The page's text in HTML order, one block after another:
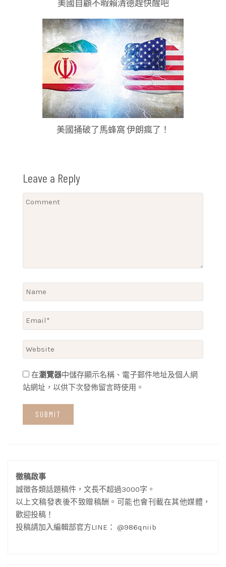
美國自顧不暇賴清德趕快醒吧
美國捅破了馬蜂窩 伊朗瘋了！
Leave a Reply
在瀏覽器中儲存顯示名稱、電子郵件地址及個人網
站網址，以供下次發佈留言時使用。
徵稿啟事
誠徵各類話題稿件，文長不超過3000字。
以上文稿發表後不致贈稿酬。可能也會刊載在其他媒體，
歡迎投稿！
投稿請加入編輯部官方LINE： @986qniib